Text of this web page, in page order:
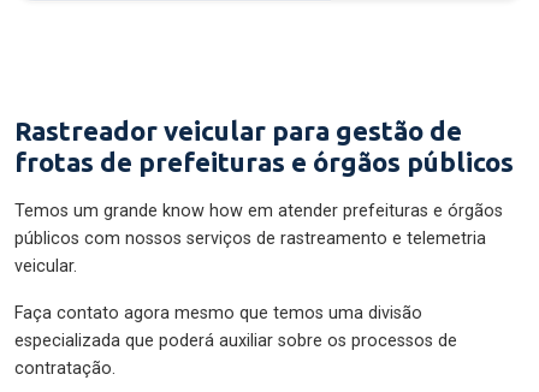
Rastreador veicular para gestão de
frotas de prefeituras e órgãos públicos
Temos um grande know how em atender prefeituras e órgãos
públicos com nossos serviços de rastreamento e telemetria
veicular.
Faça contato agora mesmo que temos uma divisão
especializada que poderá auxiliar sobre os processos de
contratação.